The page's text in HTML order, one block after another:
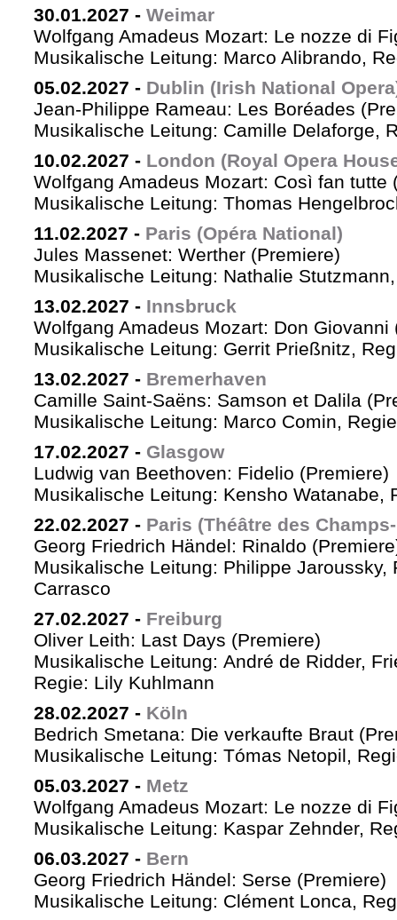
30.01.2027 - Weimar
Wolfgang Amadeus Mozart: Le nozze di
Musikalische Leitung: Marco Alibrando,
05.02.2027 - Dublin (Irish National
Jean-Philippe Rameau: Les Boréades
Musikalische Leitung: Camille Delaforge,
10.02.2027 - London (Royal Opera
Wolfgang Amadeus Mozart: Così fan tutte
Musikalische Leitung: Thomas
11.02.2027 - Paris (Opéra National)
Jules Massenet: Werther (Premiere)
Musikalische Leitung: Nathalie
13.02.2027 - Innsbruck
Wolfgang Amadeus Mozart: Don Giovanni
Musikalische Leitung: Gerrit Prießnitz,
13.02.2027 - Bremerhaven
Camille Saint-Saëns: Samson et Dalila
Musikalische Leitung: Marco Comin,
17.02.2027 - Glasgow
Ludwig van Beethoven: Fidelio (Premiere)
Musikalische Leitung: Kensho Watanabe,
22.02.2027 - Paris (Théâtre des
Georg Friedrich Händel: Rinaldo
Musikalische Leitung: Philippe Jaroussky,
Carrasco
27.02.2027 - Freiburg
Oliver Leith: Last Days (Premiere)
Musikalische Leitung: André de Ridder,
Regie: Lily Kuhlmann
28.02.2027 - Köln
Bedrich Smetana: Die verkaufte Braut
Musikalische Leitung: Tómas Netopil,
05.03.2027 - Metz
Wolfgang Amadeus Mozart: Le nozze di
Musikalische Leitung: Kaspar Zehnder,
06.03.2027 - Bern
Georg Friedrich Händel: Serse (Premiere)
Musikalische Leitung: Clément Lonca,